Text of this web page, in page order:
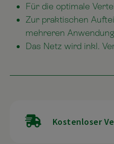
Für die optimale
Zur praktischen
mehreren
Das Netz wird inkl.
Kostenloser